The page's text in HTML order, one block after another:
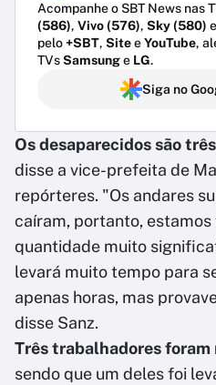
Acompanhe o SBT News nas
(586), Vivo (576), Sky (580) e
pelo+SBT, SiteeYouTube,
TVsSamsunge LG.
Siga no
Os desaparecidos são
disse a vice-prefeita de
repórteres. "Os andares
caíram, portanto, estamos
quantidade muito
levará muito tempo para
apenas horas, mas
disse Sanz.
Três trabalhadores
sendo que um deles foi